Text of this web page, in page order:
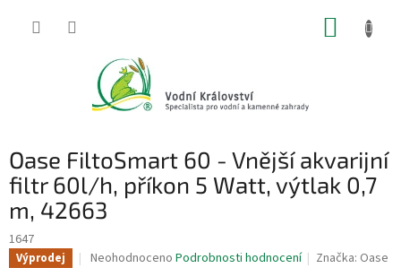
Oase FiltoSmart 60 - Vnější akvarijní
filtr 60l/h, příkon 5 Watt, výtlak 0,7
m, 42663
1647
Výprodej
Průměrné
Neohodnoceno Podrobnosti hodnocení Značka: Oase